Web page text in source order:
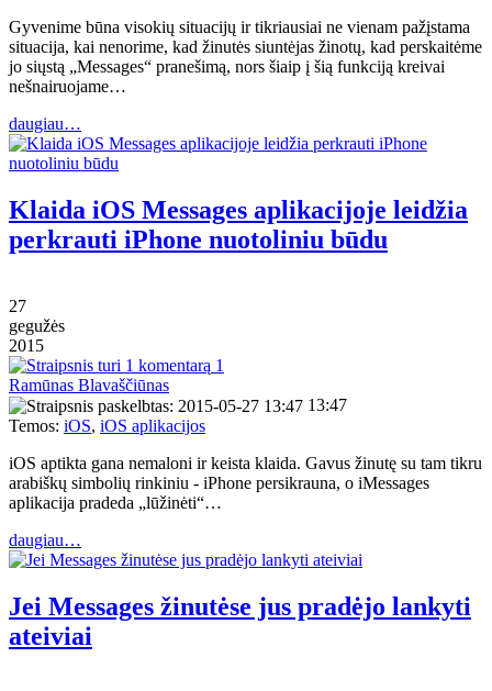
Gyvenime būna visokių situacijų ir tikriausiai ne vienam pažįstama
situacija, kai nenorime, kad žinutės siuntėjas žinotų, kad perskaitėme
jo siųstą „Messages“ pranešimą, nors šiaip į šią funkciją kreivai
nešnairuojame…
daugiau…
Klaida iOS Messages aplikacijoje leidžia
perkrauti iPhone nuotoliniu būdu
27
gegužės
2015
1
Ramūnas Blavaščiūnas
13:47
Temos: iOS, iOS aplikacijos
iOS aptikta gana nemaloni ir keista klaida. Gavus žinutę su tam tikru
arabiškų simbolių rinkiniu - iPhone persikrauna, o iMessages
aplikacija pradeda „lūžinėti“…
daugiau…
Jei Messages žinutėse jus pradėjo lankyti
ateiviai